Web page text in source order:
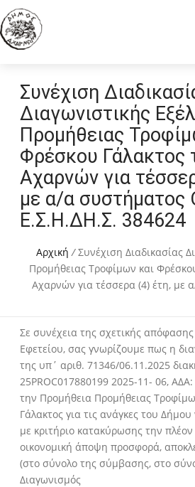
Συνέχιση
Διαγωνιστικής
Προμήθειας
Φρέσκου Γάλακτος
Αχαρνών για
με α/α συστήματος
Ε.Σ.Η.ΔΗ.Σ. 384624
Αρχική /Συνέχιση Διαδικασίας
Προμήθειας Τροφίμων και
Αχαρνών για τέσσερα (4) έτη, με
Σε συνέχεια της σχετικής απόφασης
Εφετείου, σας γνωρίζουμε πως η
της υπ΄ αριθ. 71346/06.11.2025
25PROC017880199 2025-11- 06,
την Προμήθεια Προμήθειας
Γάλακτος για τις ανάγκες του
με κριτήριο κατακύρωσης την
οικονομική άποψη προσφορά,
(στο σύνολο της σύμβασης, στο
Διαγωνισμός